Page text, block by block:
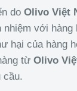
do Olivo Việt
với hàng
hại của hàng
từ Olivo
cầu.